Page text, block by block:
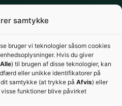
samtykke
bruger vi teknologier såsom cookies
Hvis du giver
) til brugen af disse teknologier, kan
eller unikke identifikatorer på
samtykke (at trykke på Afvis) eller
funktioner blive påvirket